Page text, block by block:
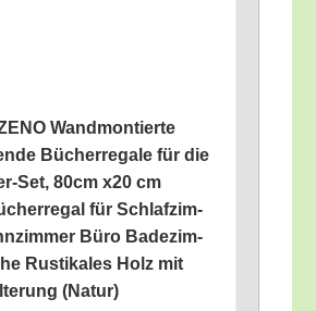
Wand­mon­tier­te
Bücher­re­ga­le für die
Set, 80cm x20 cm
für Schlaf­zim­
Büro Bade­zim­
Rus­ti­ka­les Holz mit
(Natur)